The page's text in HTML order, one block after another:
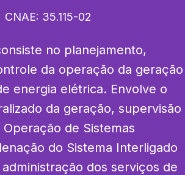
CNAE: 35.115-02
no planejamento,
da operação da geração
energia elétrica. Envolve o
da geração, supervisão
de Sistemas
do Sistema Interligado
dos serviços de